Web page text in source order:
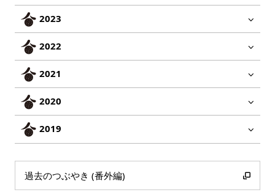
2023
2022
2021
2020
2019
過去のつぶやき (番外編)